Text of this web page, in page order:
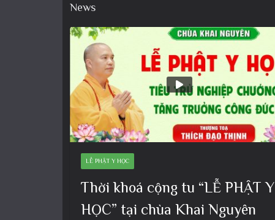
News
LỄ PHẬT Y HỌC
Thời khoá cộng tu “LỄ PHẬT Y
HỌC” tại chùa Khai Nguyên